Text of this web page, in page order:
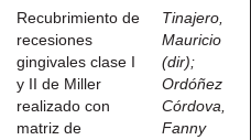
Recubrimiento de
recesiones
gingivales clase I
y II de Miller
realizado con
matriz de
Tinajero,
Mauricio
(dir);
Ordóñez
Córdova,
Fanny